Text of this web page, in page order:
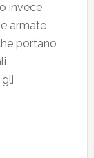
invece
armate
portano